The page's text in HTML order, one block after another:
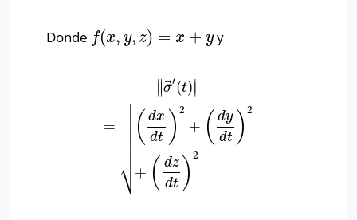
Donde f(x, y, z) = x + y
f(x,y, z)=x+ y y
∥σ⃗′(t)∥
= ( dx
dt ) 2
+ ( dy
dt ) 2
+ ( dz
dt ) 2
− −
−−−−−−−−−−−−

⎷



dt)2+(dy